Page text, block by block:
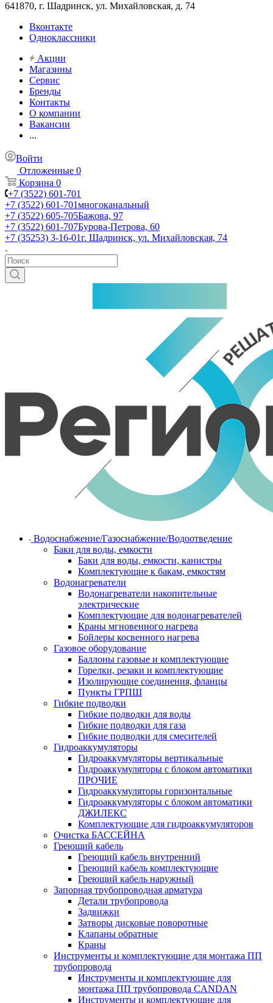
641870, г. Шадринск, ул. Михайловская, д. 74
Вконтакте
Одноклассники
Акции
Магазины
Сервис
Бренды
Контакты
О компании
Вакансии
...
Войти
Отложенные 0
Корзина 0
+7 (3522) 601-701
+7 (3522) 601-701многоканальный
+7 (3522) 605-705Бажова, 97
+7 (3522) 601-707Бурова-Петрова, 60
+7 (35253) 3-16-01г. Шадринск, ул. Михайловская, 74
Водоснабжение/Газоснабжение/Водоотведение
Баки для воды, емкости
Баки для воды, емкости, канистры
Комплектующие к бакам, емкостям
Водонагреватели
Водонагреватели накопительные
электрические
Комплектующие для водонагревателей
Краны мгновенного нагрева
Бойлеры косвенного нагрева
Газовое оборудование
Баллоны газовые и комплектующие
Горелки, резаки и комплектующие
Изолирующие соединения, фланцы
Пункты ГРПШ
Гибкие подводки
Гибкие подводки для воды
Гибкие подводки для газа
Гибкие подводки для смесителей
Гидроаккумуляторы
Гидроаккумуляторы вертикальные
Гидроаккумуляторы с блоком автоматики
ПРОЧИЕ
Гидроаккумуляторы горизонтальные
Гидроаккумуляторы с блоком автоматики
ДЖИЛЕКС
Комплектующие для гидроаккумуляторов
Очистка БАССЕЙНА
Греющий кабель
Греющий кабель внутренний
Греющий кабель комплектующие
Греющий кабель наружный
Запорная трубопроводная арматура
Детали трубопровода
Задвижки
Затворы дисковые поворотные
Клапаны обратные
Краны
Инструменты и комплектующие для монтажа ПП
трубопровода
Инструменты и комплектующие для
монтажа ПП трубопровода CANDAN
Инструменты и комплектующие для